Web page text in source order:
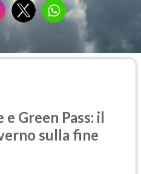
Green Pass: il
sulla fine